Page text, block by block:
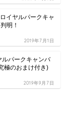
イヤルパークキャ
明！
2019年7月1日
ルパークキャンバ
極のおまけ付き)
2019年9月7日